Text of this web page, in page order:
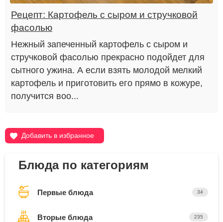
Рецепт: Картофель с сыром и стручковой
фасолью
Нежный запеченный картофель с сыром и
стручковой фасолью прекрасно подойдет для
сытного ужина. А если взять молодой мелкий
картофель и приготовить его прямо в кожуре,
получится воо...
Добавить в избранное
Блюда по категориям
Первые блюда 34
Вторые блюда 235